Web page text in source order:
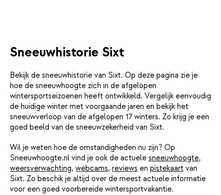
Sneeuwhistorie Sixt
Bekijk de sneeuwhistorie van Sixt. Op deze pagina zie je
hoe de sneeuwhoogte zich in de afgelopen
wintersportseizoenen heeft ontwikkeld. Vergelijk eenvoudig
de huidige winter met voorgaande jaren en bekijk het
sneeuwverloop van de afgelopen 17 winters. Zo krijg je een
goed beeld van de sneeuwzekerheid van Sixt.
Wil je weten hoe de omstandigheden nu zijn? Op
Sneeuwhoogte.nl vind je ook de actuele sneeuwhoogte,
weersverwachting, webcams, reviews en pistekaart van
Sixt. Zo beschik je altijd over de meest actuele informatie
voor een goed voorbereide wintersportvakantie.